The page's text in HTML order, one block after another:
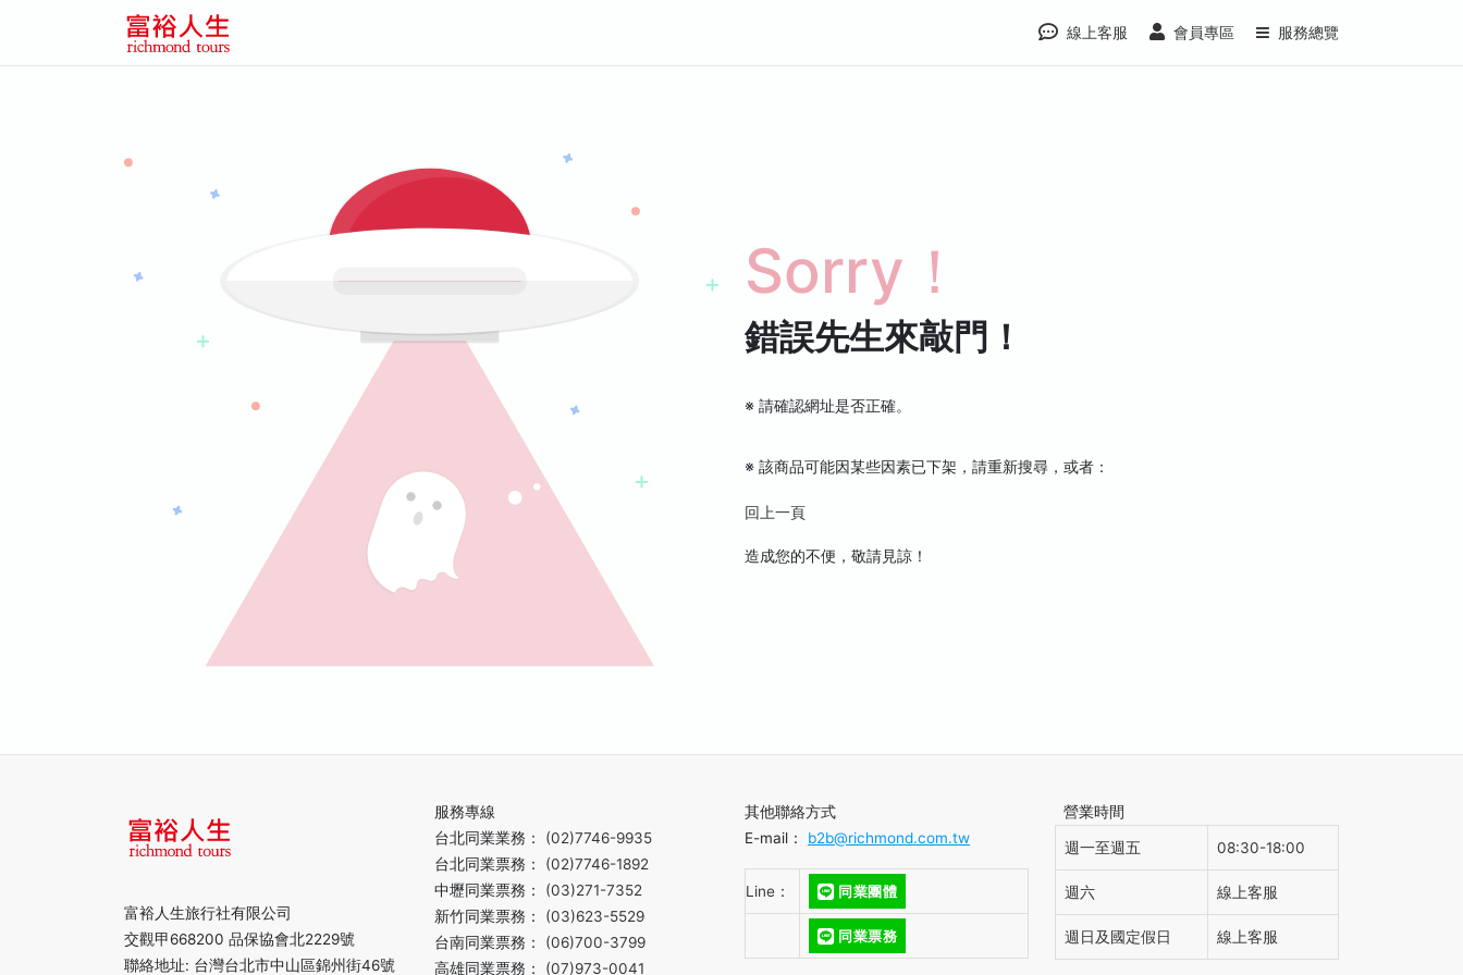
會員專區 服務總覽
線上客服
Sorry！
錯誤先生來敲門！
※ 請確認網址是否正確。
※ 該商品可能因某些因素已下架，請重新搜尋，或者：
回上一頁
造成您的不便，敬請見諒！
富裕人生旅行社有限公司
交觀甲668200 品保協會北2229號
聯絡地址: 台灣台北市中山區錦州街46號
服務專線
台北同業業務： (02)7746-9935
台北同業票務： (02)7746-1892
中壢同業票務： (03)271-7352
新竹同業票務： (03)623-5529
台南同業票務： (06)700-3799
高雄同業票務： (07)973-0041
其他聯絡方式
E-mail： b2b@richmond.com.tw
Line： 同業團體
同業票務
營業時間
週一至週五 08:30-18:00
週六 線上客服
週日及國定假日 線上客服